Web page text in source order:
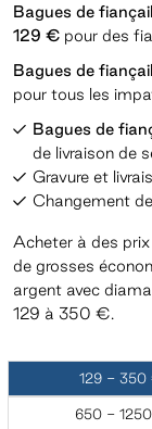
Bagues de
129 € pour des
Bagues de
pour tous les
Bagues de
de livraison de
Gravure et
Changement
Acheter à des
de grosses
argent avec
129 à 350 €.
129 - 350
650 -